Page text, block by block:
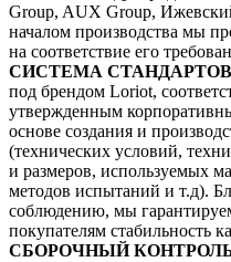
Group, AUX Group,
началом производства мы
на соответствие его
СИСТЕМА СТАНДАРТОВ
под брендом Loriot,
утвержденным
основе создания и
(технических условий,
и размеров, используемых
методов испытаний и т.д).
соблюдению, мы
покупателям стабильность
СБОРОЧНЫЙ